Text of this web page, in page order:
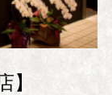
】